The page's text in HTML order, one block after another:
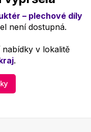
– plechové díly
není dostupná.
v lokalitě
.